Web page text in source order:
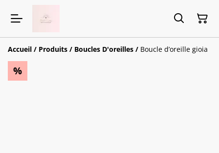
Accueil / Produits / Boucles D'oreilles / Boucle d’oreille gioia
%